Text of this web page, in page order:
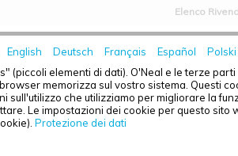
English Deutsch Français Español Polski
(piccoli elementi di dati). O'Neal e le terze
memorizza sul vostro sistema. Questi
sull'utilizzo che utilizziamo per migliorare la
Le impostazioni dei cookie per questo sito
Protezione dei dati
Elenco
HOME NEWS